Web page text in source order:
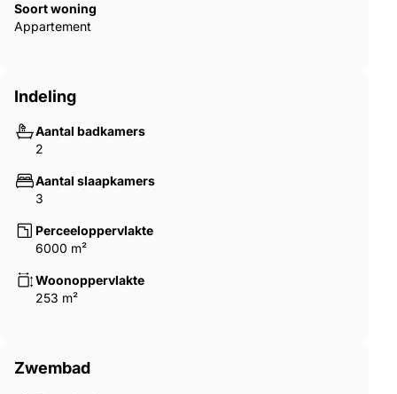
Soort woning
Appartement
Indeling
Aantal badkamers
2
Aantal slaapkamers
3
Perceeloppervlakte
6000 m²
Woonoppervlakte
253 m²
Zwembad